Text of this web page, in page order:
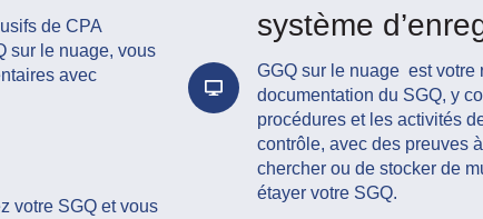
de CPA
sur le nuage, vous
avec
votre SGQ et vous
système
GGQ sur le nuage est votre
documentation du SGQ, y
procédures et les activités
contrôle, avec des preuves
chercher ou de stocker de
étayer votre SGQ.